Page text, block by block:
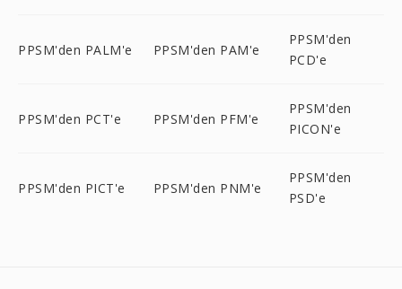
PPSM'den PALM'e PPSM'den PAM'e
PPSM'den
PCD'e
PPSM'den PCT'e PPSM'den PFM'e
PPSM'den
PICON'e
PPSM'den PICT'e PPSM'den PNM'e
PPSM'den
PSD'e